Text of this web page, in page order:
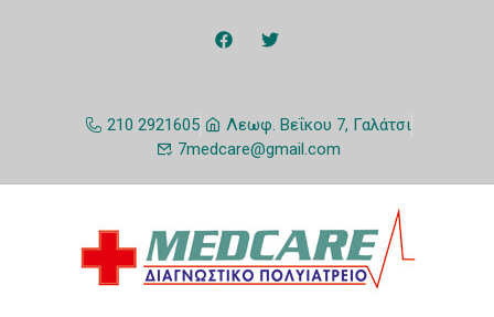
210 2921605
Λεωφ. Βεΐκου 7, Γαλάτσι
7medcare@gmail.com